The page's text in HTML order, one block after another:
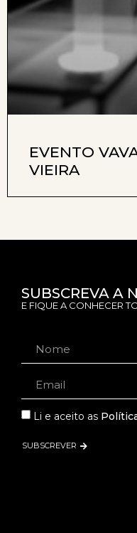
EVENTO
VIEIRA
SUBSCREVA A
E FIQUE A CONHECER
Li e aceito as
SUBSCREVER